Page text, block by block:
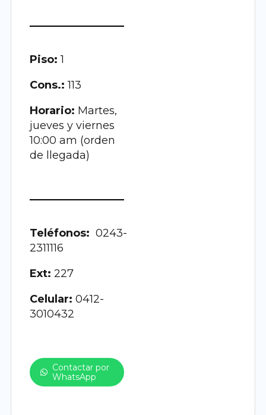
Piso: 1
Cons.: 113
Horario: Martes,
jueves y viernes
10:00 am (orden
de llegada)
Teléfonos: 0243-
2311116
Ext:227
Celular: 0412-
3010432
Contactar por
WhatsApp